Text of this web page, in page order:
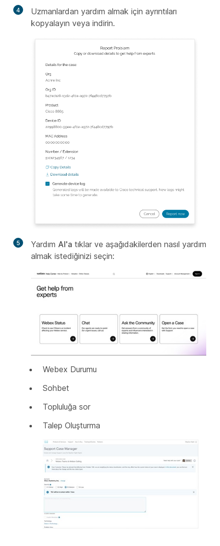
4
Uzmanlardan yardım almak için ayrıntıları
kopyalayın veya indirin.
5 Yardım Al'a tıklar ve aşağıdakilerden nasıl yardım
almak istediğinizi seçin:
Webex Durumu
Sohbet
Topluluğa sor
Talep Oluşturma